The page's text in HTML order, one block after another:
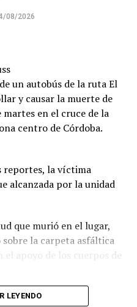
en el lugar, el
en el sitio tras el
determinar las causas
08/2026
un autobús de la ruta El
y causar la muerte de
en el cruce de la
centro de Córdoba.
reportes, la víctima
alcanzada por la unidad
que murió en el lugar,
la carpeta asfáltica
apoyo de los cuerpos de
LEYENDO